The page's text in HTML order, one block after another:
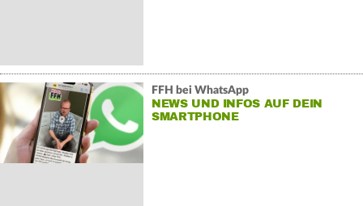
FFH bei WhatsApp
NEWS UND INFOS AUF DEIN
SMARTPHONE